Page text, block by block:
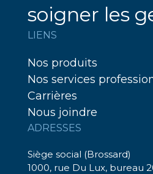
soigner les
LIENS
Nos produits
Nos services
Carrières
Nous joindre
ADRESSES
Siège social (Brossard)
1000, rue Du Lux, bureau